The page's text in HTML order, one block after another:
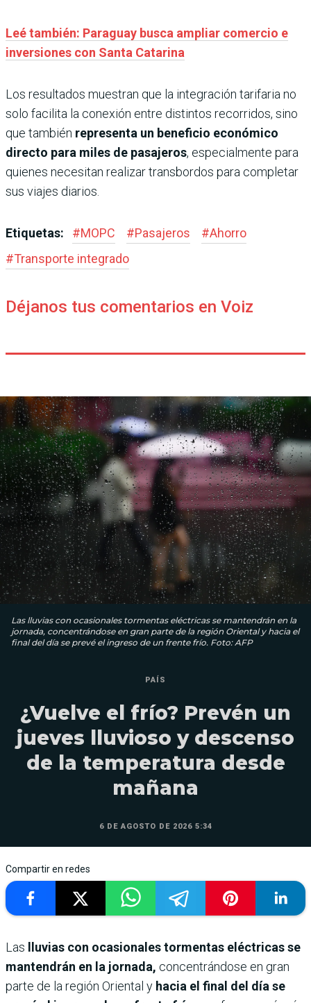
Leé también: Paraguay busca ampliar comercio e
inversiones con Santa Catarina
Los resultados muestran que la integración tarifaria no
solo facilita la conexión entre distintos recorridos, sino
que también representa un beneficio económico
directo para miles de pasajeros, especialmente para
quienes necesitan realizar transbordos para completar
sus viajes diarios.
Etiquetas: #MOPC #Pasajeros #Ahorro
#Transporte integrado
Déjanos tus comentarios en Voiz
Las lluvias con ocasionales tormentas eléctricas se mantendrán en la
jornada, concentrándose en gran parte de la región Oriental y hacia el
final del día se prevé el ingreso de un frente frío. Foto: AFP
PAÍS
¿Vuelve el frío? Prevén un
jueves lluvioso y descenso
de la temperatura desde
mañana
6 DE AGOSTO DE 2026 5:34
Compartir en redes
Las lluvias con ocasionales tormentas eléctricas se
mantendrán en la jornada, concentrándose en gran
parte de la región Oriental y hacia el final del día se